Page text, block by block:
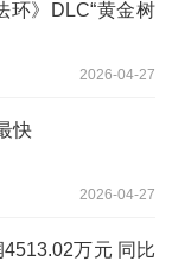
环》DLC“黄金树
2026-04-27
快
2026-04-27
万元 同比